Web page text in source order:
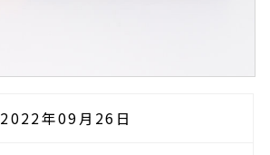
2022年09月26日